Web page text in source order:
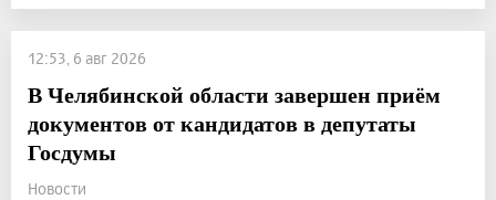
12:53, 6 авг 2026
В Челябинской области завершен приём
документов от кандидатов в депутаты
Госдумы
Новости